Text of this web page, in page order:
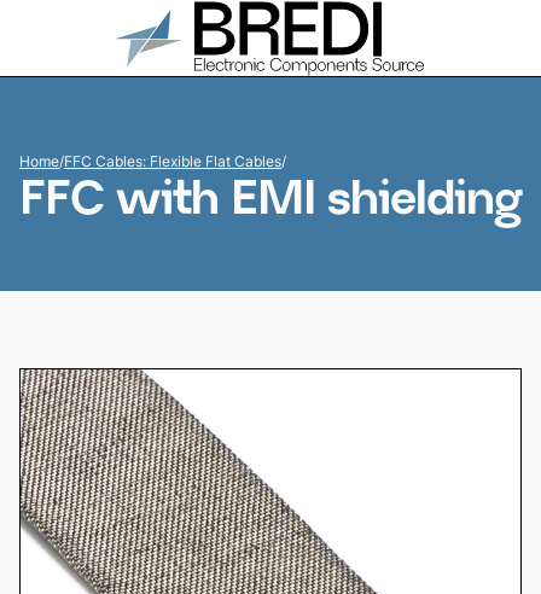
Home/FFC Cables: Flexible Flat Cables/
FFC with EMI shielding